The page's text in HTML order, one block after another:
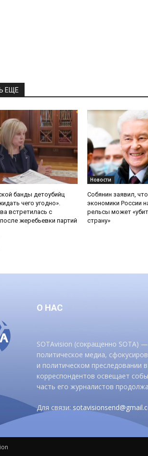
ЕЩЕ
банды детоубийц
чего угодно».
встретилась с
жеребьевки партий
Новости
Собянин заявил,
экономики России
рельсы может
страну»
О НАС
SOTAvision (сокращенно SOTA)
политическое медиа,
и политическом преследовании
корреспондентов освещает
часть его журналистов
Для связи: